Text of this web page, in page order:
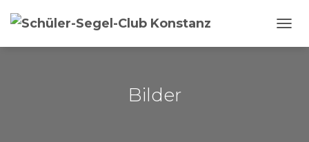
Bilder